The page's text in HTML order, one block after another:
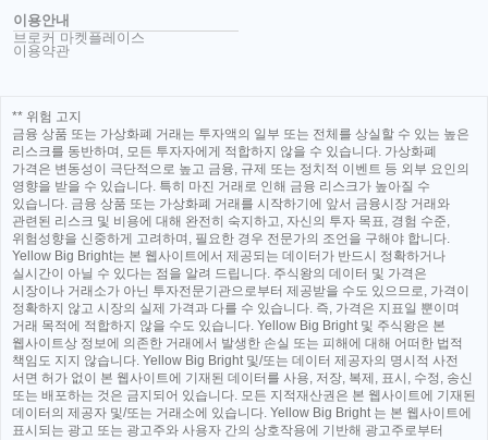
이용안내
브로커 마켓플레이스
이용약관
** 위험 고지
금융 상품 또는 가상화폐 거래는 투자액의 일부 또는 전체를 상실할 수 있는 높은
리스크를 동반하며, 모든 투자자에게 적합하지 않을 수 있습니다. 가상화폐
가격은 변동성이 극단적으로 높고 금융, 규제 또는 정치적 이벤트 등 외부 요인의
영향을 받을 수 있습니다. 특히 마진 거래로 인해 금융 리스크가 높아질 수
있습니다. 금융 상품 또는 가상화폐 거래를 시작하기에 앞서 금융시장 거래와
관련된 리스크 및 비용에 대해 완전히 숙지하고, 자신의 투자 목표, 경험 수준,
위험성향을 신중하게 고려하며, 필요한 경우 전문가의 조언을 구해야 합니다.
Yellow Big Bright는 본 웹사이트에서 제공되는 데이터가 반드시 정확하거나
실시간이 아닐 수 있다는 점을 알려 드립니다. 주식왕의 데이터 및 가격은
시장이나 거래소가 아닌 투자전문기관으로부터 제공받을 수도 있으므로, 가격이
정확하지 않고 시장의 실제 가격과 다를 수 있습니다. 즉, 가격은 지표일 뿐이며
거래 목적에 적합하지 않을 수도 있습니다. Yellow Big Bright 및 주식왕은 본
웹사이트상 정보에 의존한 거래에서 발생한 손실 또는 피해에 대해 어떠한 법적
책임도 지지 않습니다. Yellow Big Bright 및/또는 데이터 제공자의 명시적 사전
서면 허가 없이 본 웹사이트에 기재된 데이터를 사용, 저장, 복제, 표시, 수정, 송신
또는 배포하는 것은 금지되어 있습니다. 모든 지적재산권은 본 웹사이트에 기재된
데이터의 제공자 및/또는 거래소에 있습니다. Yellow Big Bright 는 본 웹사이트에
표시되는 광고 또는 광고주와 사용자 간의 상호작용에 기반해 광고주로부터